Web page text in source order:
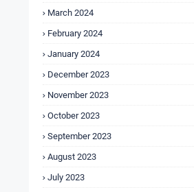
March 2024
February 2024
January 2024
December 2023
November 2023
October 2023
September 2023
August 2023
July 2023